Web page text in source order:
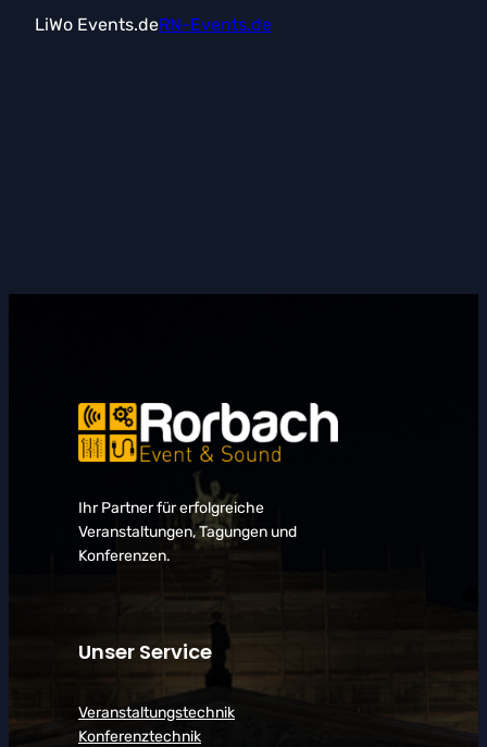
LiWo Events.deRN-Events.de
Ihr Partner für erfolgreiche
Veranstaltungen, Tagungen und
Konferenzen.
Unser Service
Veranstaltungstechnik
Konferenztechnik